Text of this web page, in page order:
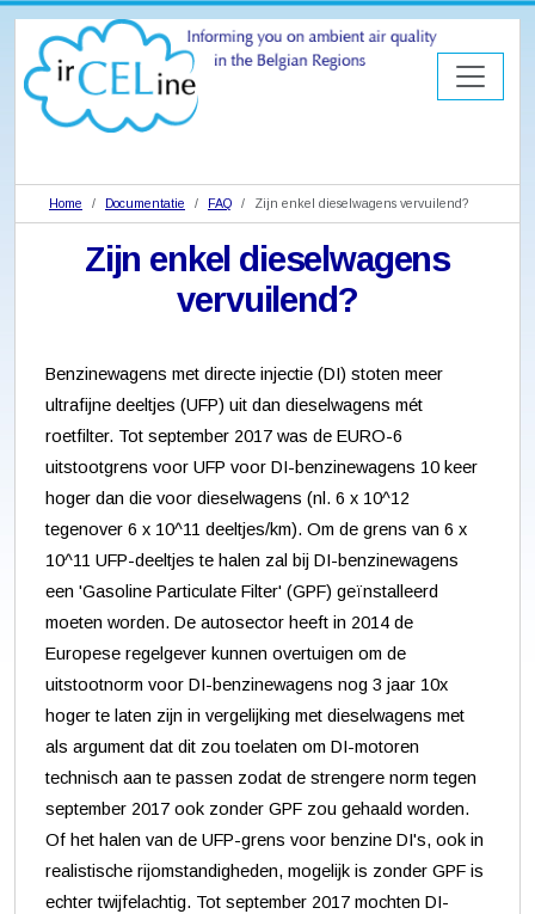
Home Documentatie FAQ Zijn enkel dieselwagens vervuilend?
Zijn enkel dieselwagens
vervuilend?
Benzinewagens met directe injectie (DI) stoten meer
ultrafijne deeltjes (UFP) uit dan dieselwagens mét
roetfilter. Tot september 2017 was de EURO-6
uitstootgrens voor UFP voor DI-benzinewagens 10 keer
hoger dan die voor dieselwagens (nl. 6 x 10^12
tegenover 6 x 10^11 deeltjes/km). Om de grens van 6 x
10^11 UFP-deeltjes te halen zal bij DI-benzinewagens
een 'Gasoline Particulate Filter' (GPF) geïnstalleerd
moeten worden. De autosector heeft in 2014 de
Europese regelgever kunnen overtuigen om de
uitstootnorm voor DI-benzinewagens nog 3 jaar 10x
hoger te laten zijn in vergelijking met dieselwagens met
als argument dat dit zou toelaten om DI-motoren
technisch aan te passen zodat de strengere norm tegen
september 2017 ook zonder GPF zou gehaald worden.
Of het halen van de UFP-grens voor benzine DI's, ook in
realistische rijomstandigheden, mogelijk is zonder GPF is
echter twijfelachtig. Tot september 2017 mochten DI-